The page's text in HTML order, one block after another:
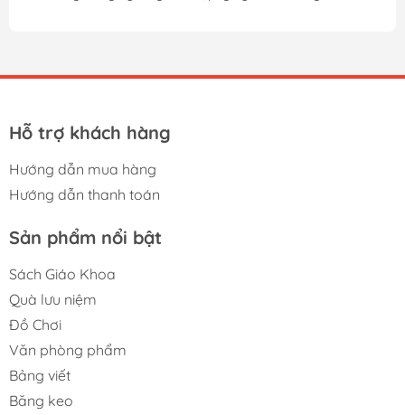
Hỗ trợ khách hàng
Hướng dẫn mua hàng
Hướng dẫn thanh toán
Sản phẩm nổi bật
Sách Giáo Khoa
Quà lưu niệm
Đồ Chơi
Văn phòng phẩm
Bảng viết
Băng keo